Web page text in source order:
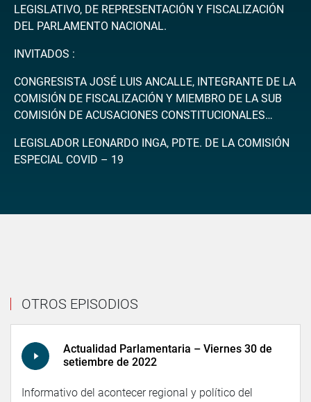
LEGISLATIVO, DE REPRESENTACIÓN Y FISCALIZACIÓN
DEL PARLAMENTO NACIONAL.
INVITADOS :
CONGRESISTA JOSÉ LUIS ANCALLE, INTEGRANTE DE LA
COMISIÓN DE FISCALIZACIÓN Y MIEMBRO DE LA SUB
COMISIÓN DE ACUSACIONES CONSTITUCIONALES…
LEGISLADOR LEONARDO INGA, PDTE. DE LA COMISIÓN
ESPECIAL COVID – 19
OTROS EPISODIOS
Actualidad Parlamentaria – Viernes 30 de
setiembre de 2022
Informativo del acontecer regional y político del